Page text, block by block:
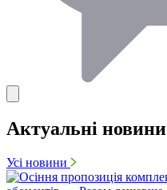
Актуальні новини
Усі новини